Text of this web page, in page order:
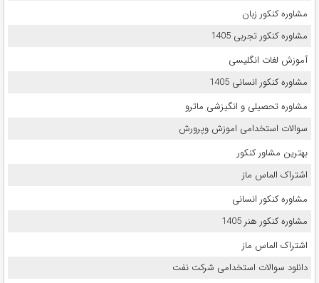
مشاوره کنکور زبان
مشاوره کنکور تجربی 1405
آموزش لغات انگلیسی
مشاوره کنکور انسانی 1405
مشاوره تحصیلی و انگیزشی ماترو
سوالات استخدامی اموزش وپرورش
بهترین مشاور کنکور
اشتراک الماس ماز
مشاوره کنکور انسانی
مشاوره کنکور هنر 1405
اشتراک الماس ماز
دانلود سوالات استخدامی شرکت نفت